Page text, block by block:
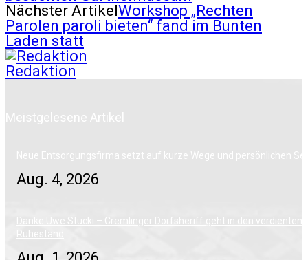
Nächster ArtikelWorkshop „Rechten
Parolen paroli bieten“ fand im Bunten
Laden statt
Redaktion
Meistgelesene Artikel
Neue Entsorgungsfirma setzt auf kurze Wege und persönlichen
Aug. 4, 2026
Danke Uwe Stucki – Cremlinger Dorfsheriff geht in den verdienten
Ruhestand